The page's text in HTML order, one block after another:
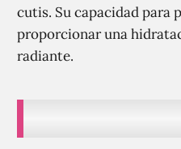
cutis. Su capacidad para
proporcionar una
radiante.